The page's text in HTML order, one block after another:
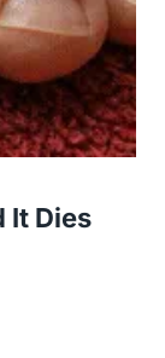
It Dies